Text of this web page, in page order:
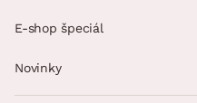
E-shop špeciál
Novinky